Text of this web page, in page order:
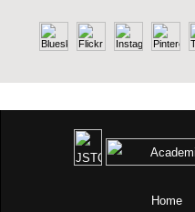
Home